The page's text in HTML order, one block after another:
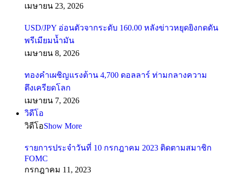
เมษายน 23, 2026
USD/JPY อ่อนตัวจากระดับ 160.00 หลังข่าวหยุดยิงกดดัน
พรีเมียมน้ำมัน
เมษายน 8, 2026
ทองคำเผชิญแรงต้าน 4,700 ดอลลาร์ ท่ามกลางความ
ตึงเครียดโลก
เมษายน 7, 2026
วิดีโอ
วิดีโอShow More
รายการประจำวันที่ 10 กรกฎาคม 2023 ติดตามสมาชิก
FOMC
กรกฎาคม 11, 2023